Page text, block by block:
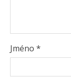
Jméno *